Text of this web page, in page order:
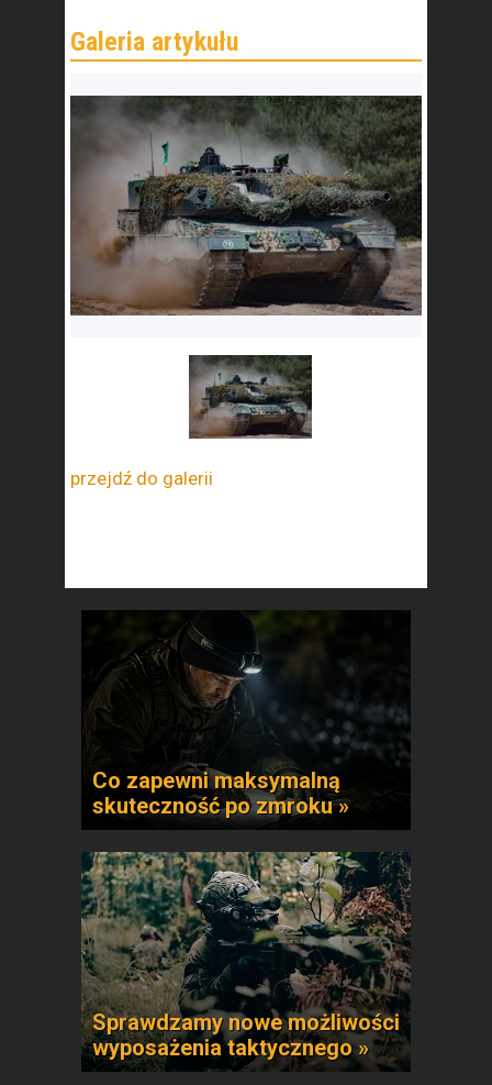
przejdź do galerii
Co zapewni maksymalną
skuteczność po zmroku »
Sprawdzamy nowe możliwości
wyposażenia taktycznego »